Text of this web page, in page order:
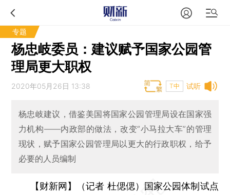
专题
杨忠岐委员：建议赋予国家公园管
理局更大职权
试听
2020年05月26日 13:38 T中
杨忠岐建议，借鉴美国将国家公园管理局设在国家强
力机构——内政部的做法，改变“小马拉大车”的管理
现状，赋予国家公园管理局以更大的行政职权，给予
必要的人员编制
【财新网】（记者 杜偲偲） 国家公园体制试点